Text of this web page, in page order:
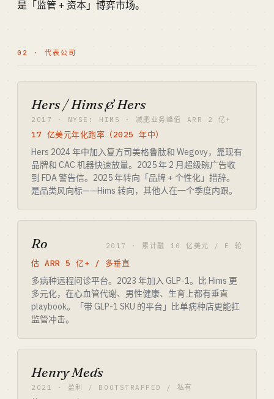
是「监管 + 资本」博弈市场。
02 · 代表公司
Hers / Hims & Hers
2017 · NYSE: HIMS · 减肥业务峰值 ARR 2 亿+
17 亿美元年化跑率（2025 年中）
Hers 2024 年中加入复方司美格鲁肽和 Wegovy，靠现有
品牌和 CAC 机器快速放量。2025 年 2 月超级碗广告收
到 FDA 警告信。2025 年转向「品牌 + 个性化」措辞。
是品类风向标——Hims 转向，其他人在一个季度内跟。
Ro 2017 · 累计融 10 亿美元 / E 轮
估 ARR 5 亿+ / 多垂直
多病种远程问诊平台。2023 年加入 GLP-1。比 Hims 更
多元化，在心血管代谢、男性健康、生育上都有垂直
playbook。「带 GLP-1 SKU 的平台」比单病种店更能扛
监管冲击。
Henry Meds
2021 · 盈利 / BOOTSTRAPPED / 私有